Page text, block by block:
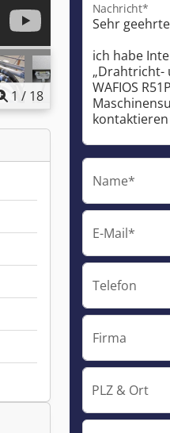
1 / 18
Nachricht*
Name*
E-Mail*
Telefon
Firma
PLZ & Ort